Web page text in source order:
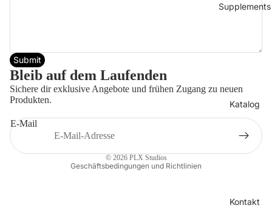
Supplements
Katalog
Kontakt
Submit
Bleib auf dem Laufenden
Sichere dir exklusive Angebote und frühen Zugang zu neuen
Produkten.
E-Mail
© 2026 PLX Studios
Geschäftsbedingungen und Richtlinien
Datenschutzerklärung
Widerrufsrecht
AGB
Kontaktinformationen